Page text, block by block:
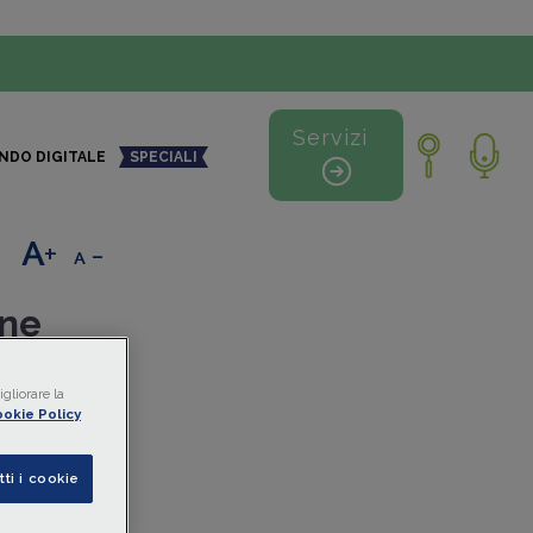
DIGITALE SPECIALI
Servizi
Een.
+ -
la
Policy
i cookie